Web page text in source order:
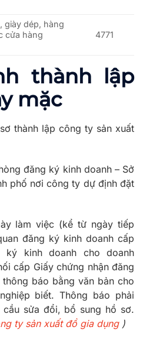
giày dép, hàng
cửa hàng
4771
thành lập
mặc
thành lập công ty sản xuất
đăng ký kinh doanh – Sở
phố nơi công ty dự định đặt
làm việc (kể từ ngày tiếp
đăng ký kinh doanh cấp
ký kinh doanh cho doanh
cấp Giấy chứng nhận đăng
báo bằng văn bản cho
biết. Thông báo phải
sửa đổi, bổ sung hồ sơ.
ty sản xuất đồ gia dụng)